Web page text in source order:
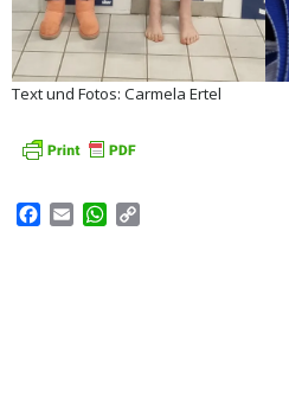
Text und Fotos: Carmela Ertel
Facebook
EmailWhatsApp